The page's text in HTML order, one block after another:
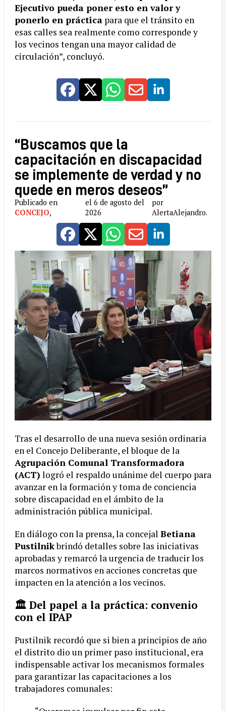
Ejecutivo pueda poner esto en valor y
ponerlo en práctica para que el tránsito en
esas calles sea realmente como corresponde y
los vecinos tengan una mayor calidad de
circulación”, concluyó.
“Buscamos que la
capacitación en discapacidad
se implemente de verdad y no
quede en meros deseos”
Publicado en
CONCEJO,
el 6 de agosto del
2026
por
AlertaAlejandro.
Tras el desarrollo de una nueva sesión ordinaria
en el Concejo Deliberante, el bloque de la
Agrupación Comunal Transformadora
(ACT) logró el respaldo unánime del cuerpo para
avanzar en la formación y toma de conciencia
sobre discapacidad en el ámbito de la
administración pública municipal.
En diálogo con la prensa, la concejal Betiana
Pustilnikbrindó detalles sobre las iniciativas
aprobadas y remarcó la urgencia de traducir los
marcos normativos en acciones concretas que
impacten en la atención a los vecinos.
🏛️ Del papel a la práctica: convenio
con el IPAP
Pustilnik recordó que si bien a principios de año
el distrito dio un primer paso institucional, era
indispensable activar los mecanismos formales
para garantizar las capacitaciones a los
trabajadores comunales: